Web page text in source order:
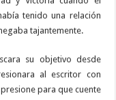
tenido una relación
tajantemente.
su objetivo desde
al escritor con
para que cuente